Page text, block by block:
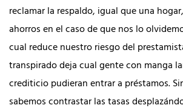
reclamar la respaldo, igual que una
ahorros en el caso de que nos lo
cual reduce nuestro riesgo del
transpirado deja cual gente con manga
crediticio pudieran entrar a préstamos.
sabemos contrastar las tasas